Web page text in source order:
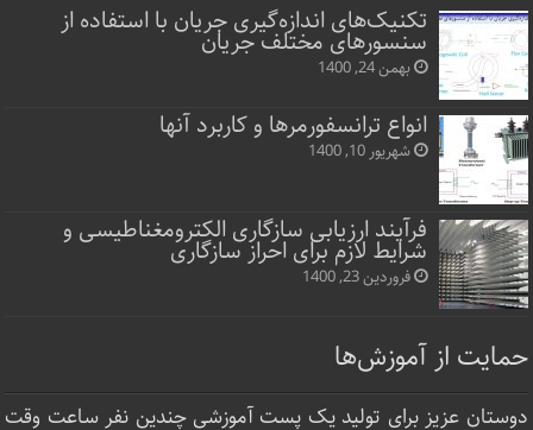
تکنیک‌های اندازه‌گیری جریان با استفاده از
سنسورهای مختلف جریان
بهمن 24, 1400
انواع ترانسفورمرها و کاربرد آنها
شهریور 10, 1400
فرآیند ارزیابی سازگاری الکترومغناطیسی و
شرایط لازم برای احراز سازگاری
فروردین 23, 1400
حمایت از آموزش‌ها
دوستان عزیز برای تولید یک پست آموزشی چندین نفر ساعت‌ وقت